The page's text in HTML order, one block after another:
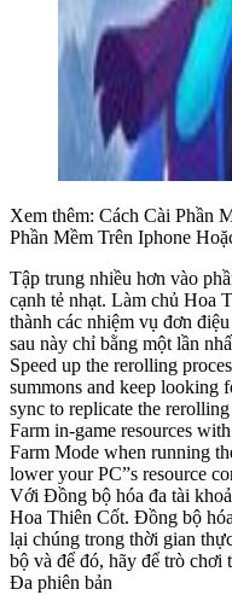
Xem thêm: Cách Cài Phần
Phần Mềm Trên Iphone
Tập trung nhiều hơn vào
cạnh tẻ nhạt. Làm chủ Hoa
thành các nhiệm vụ đơn
sau này chỉ bằng một lần
Speed up the rerolling
summons and keep looking
sync to replicate the
Farm in-game resources
Farm Mode when running
lower your PC”s resource
Với Đồng bộ hóa đa tài
Hoa Thiên Cốt. Đồng bộ
lại chúng trong thời gian
bộ và để đó, hãy để trò chơi
Đa phiên bản